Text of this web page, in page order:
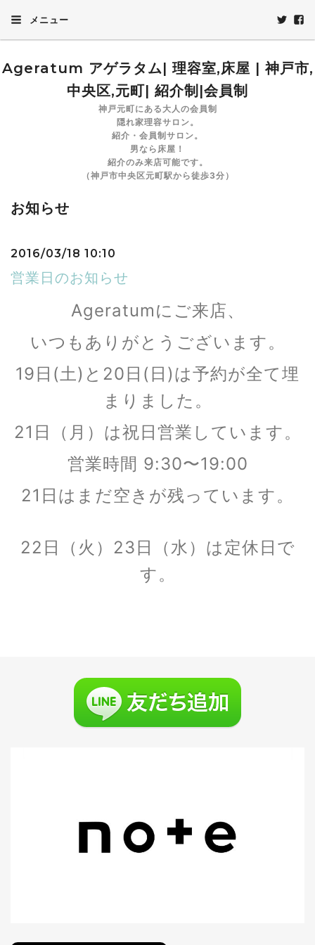
メニュー
Ageratum アゲラタム| 理容室,床屋 | 神戸市,
中央区,元町| 紹介制|会員制
神戸元町にある大人の会員制
隠れ家理容サロン。
紹介・会員制サロン。
男なら床屋！
紹介のみ来店可能です。
（神戸市中央区元町駅から徒歩3分）
お知らせ
2016/03/18 10:10
営業日のお知らせ
Ageratumにご来店、
いつもありがとうございます。
19日(土)と20日(日)は予約が全て埋
まりました。
21日（月）は祝日営業しています。
営業時間 9:30〜19:00
21日は まだ空きが残っています。
22日（火）23日（水）は定休日で
す。